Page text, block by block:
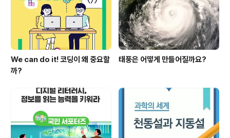
육이 21세기 시대교육으로 떠오르면서 창의적 인재 양성
이 화두가 되고 있음을 강조했습니다..
We can do it! 코딩이 왜 중요할
까?
태풍은 어떻게 만들어질까요?